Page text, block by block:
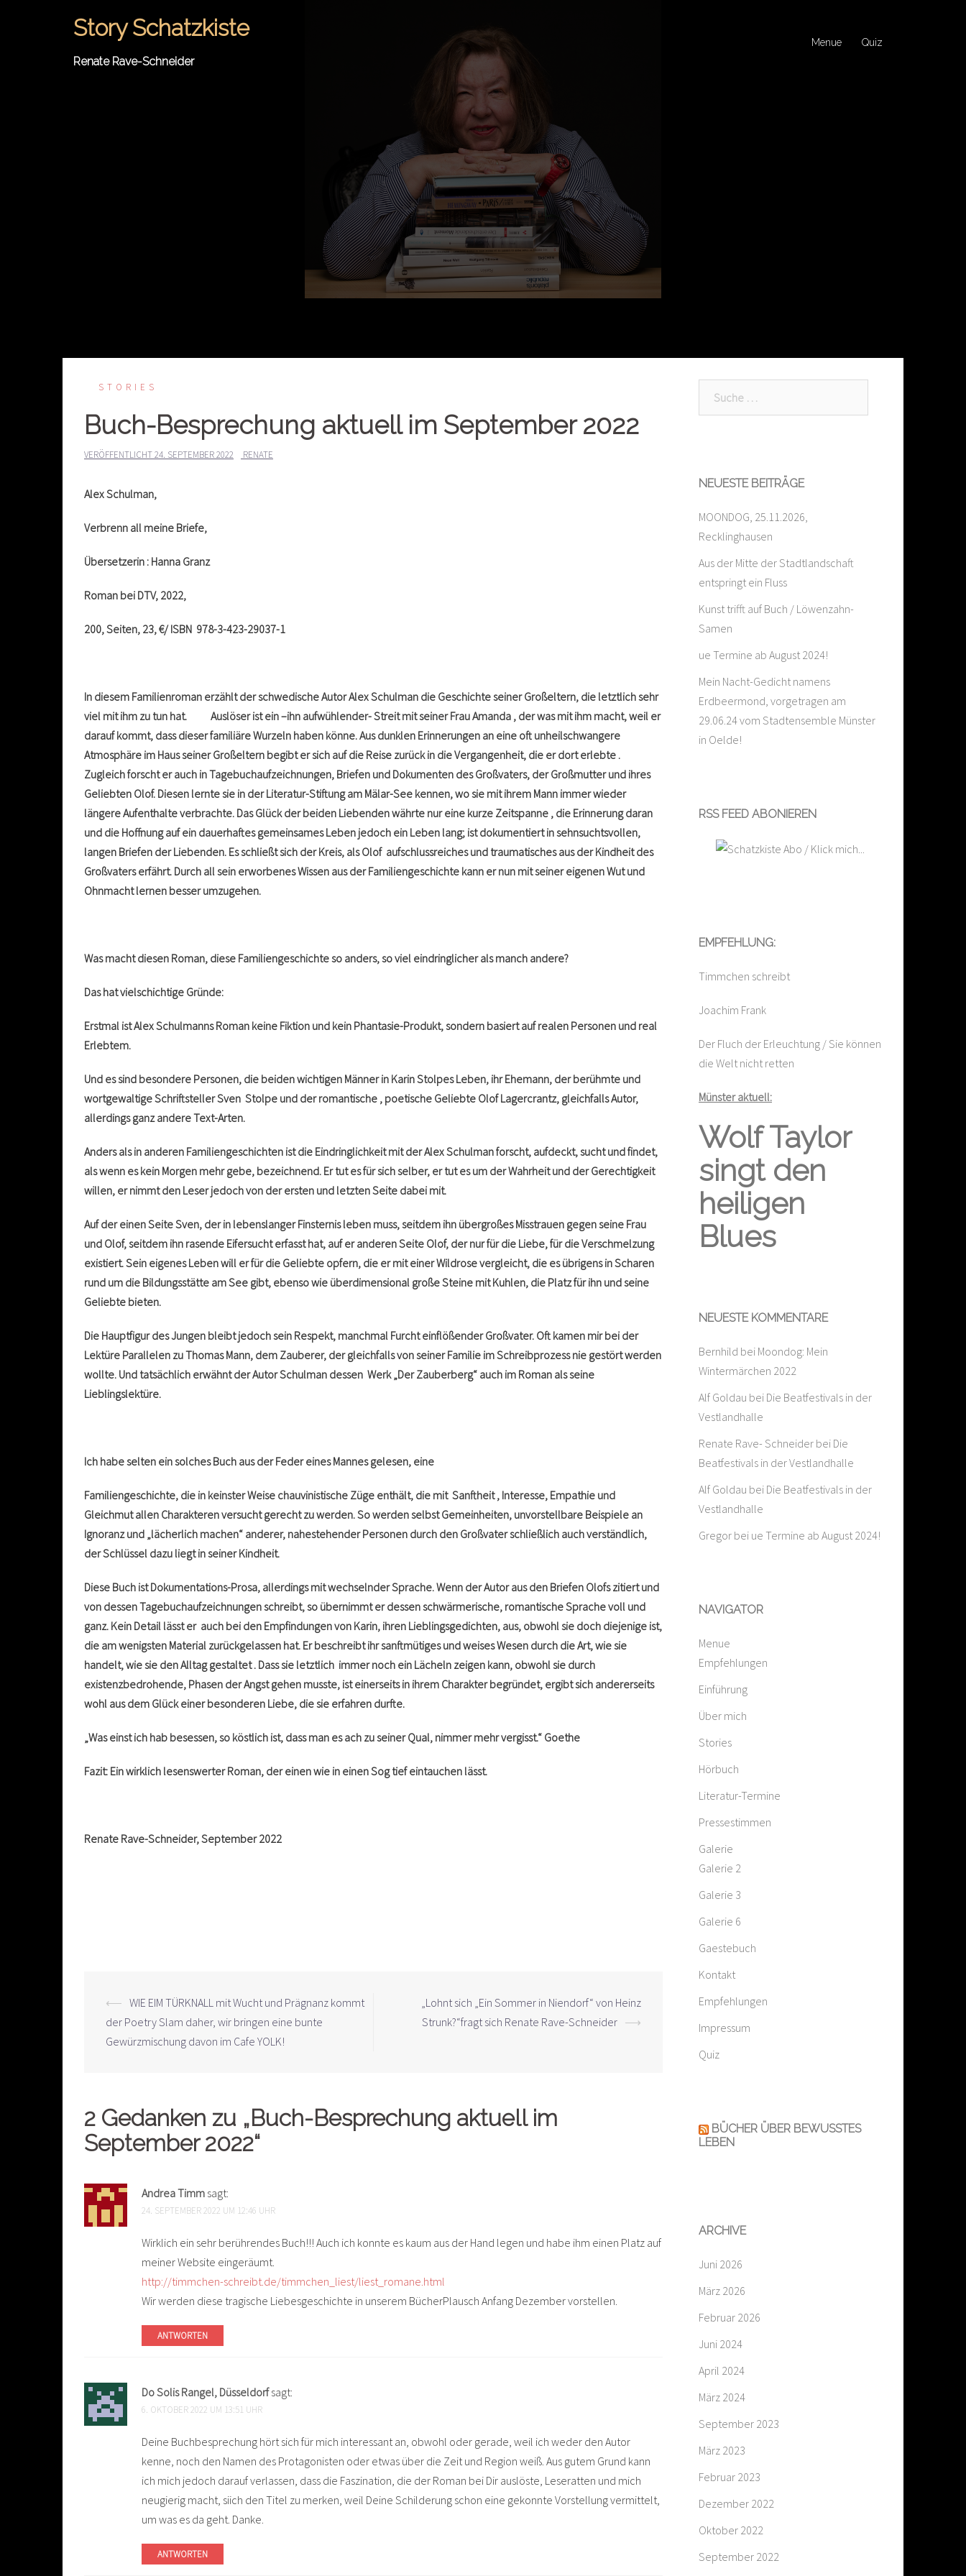
Story Schatzkiste
Renate Rave-Schneider
Menue Quiz
STORIES
Buch-Besprechung aktuell im September 2022
VERÖFFENTLICHT24. SEPTEMBER 2022 RENATE
Alex Schulman,
Verbrenn all meine Briefe,
Übersetzerin : Hanna Granz
Roman bei DTV, 2022,
200, Seiten, 23, €/ ISBN 978-3-423-29037-1
In diesem Familienroman erzählt der schwedische Autor Alex Schulman die Geschichte seiner Großeltern, die letztlich sehr
viel mit ihm zu tun hat. Auslöser ist ein –ihn aufwühlender- Streit mit seiner Frau Amanda , der was mit ihm macht, weil er
darauf kommt, dass dieser familiäre Wurzeln haben könne. Aus dunklen Erinnerungen an eine oft unheilschwangere
Atmosphäre im Haus seiner Großeltern begibt er sich auf die Reise zurück in die Vergangenheit, die er dort erlebte .
Zugleich forscht er auch in Tagebuchaufzeichnungen, Briefen und Dokumenten des Großvaters, der Großmutter und ihres
Geliebten Olof. Diesen lernte sie in der Literatur-Stiftung am Mälar-See kennen, wo sie mit ihrem Mann immer wieder
längere Aufenthalte verbrachte. Das Glück der beiden Liebenden währte nur eine kurze Zeitspanne , die Erinnerung daran
und die Hoffnung auf ein dauerhaftes gemeinsames Leben jedoch ein Leben lang; ist dokumentiert in sehnsuchtsvollen,
langen Briefen der Liebenden. Es schließt sich der Kreis, als Olof aufschlussreiches und traumatisches aus der Kindheit des
Großvaters erfährt. Durch all sein erworbenes Wissen aus der Familiengeschichte kann er nun mit seiner eigenen Wut und
Ohnmacht lernen besser umzugehen.
Was macht diesen Roman, diese Familiengeschichte so anders, so viel eindringlicher als manch andere?
Das hat vielschichtige Gründe:
Erstmal ist Alex Schulmanns Roman keine Fiktion und kein Phantasie-Produkt, sondern basiert auf realen Personen und real
Erlebtem.
Und es sind besondere Personen, die beiden wichtigen Männer in Karin Stolpes Leben, ihr Ehemann, der berühmte und
wortgewaltige Schriftsteller Sven Stolpe und der romantische , poetische Geliebte Olof Lagercrantz, gleichfalls Autor,
allerdings ganz andere Text-Arten.
Anders als in anderen Familiengeschichten ist die Eindringlichkeit mit der Alex Schulman forscht, aufdeckt, sucht und findet,
als wenn es kein Morgen mehr gebe, bezeichnend. Er tut es für sich selber, er tut es um der Wahrheit und der Gerechtigkeit
willen, er nimmt den Leser jedoch von der ersten und letzten Seite dabei mit.
Auf der einen Seite Sven, der in lebenslanger Finsternis leben muss, seitdem ihn übergroßes Misstrauen gegen seine Frau
und Olof, seitdem ihn rasende Eifersucht erfasst hat, auf er anderen Seite Olof, der nur für die Liebe, für die Verschmelzung
existiert. Sein eigenes Leben will er für die Geliebte opfern, die er mit einer Wildrose vergleicht, die es übrigens in Scharen
rund um die Bildungsstätte am See gibt, ebenso wie überdimensional große Steine mit Kuhlen, die Platz für ihn und seine
Geliebte bieten.
Die Hauptfigur des Jungen bleibt jedoch sein Respekt, manchmal Furcht einflößender Großvater. Oft kamen mir bei der
Lektüre Parallelen zu Thomas Mann, dem Zauberer, der gleichfalls von seiner Familie im Schreibprozess nie gestört werden
wollte. Und tatsächlich erwähnt der Autor Schulman dessen Werk „Der Zauberberg“ auch im Roman als seine
Lieblingslektüre.
Ich habe selten ein solches Buch aus der Feder eines Mannes gelesen, eine
Familiengeschichte, die in keinster Weise chauvinistische Züge enthält, die mit Sanftheit , Interesse, Empathie und
Gleichmut allen Charakteren versucht gerecht zu werden. So werden selbst Gemeinheiten, unvorstellbare Beispiele an
Ignoranz und „lächerlich machen“ anderer, nahestehender Personen durch den Großvater schließlich auch verständlich,
der Schlüssel dazu liegt in seiner Kindheit.
Diese Buch ist Dokumentations-Prosa, allerdings mit wechselnder Sprache. Wenn der Autor aus den Briefen Olofs zitiert und
von dessen Tagebuchaufzeichnungen schreibt, so übernimmt er dessen schwärmerische, romantische Sprache voll und
ganz. Kein Detail lässt er auch bei den Empfindungen von Karin, ihren Lieblingsgedichten, aus, obwohl sie doch diejenige ist,
die am wenigsten Material zurückgelassen hat. Er beschreibt ihr sanftmütiges und weises Wesen durch die Art, wie sie
handelt, wie sie den Alltag gestaltet . Dass sie letztlich immer noch ein Lächeln zeigen kann, obwohl sie durch
existenzbedrohende, Phasen der Angst gehen musste, ist einerseits in ihrem Charakter begründet, ergibt sich andererseits
wohl aus dem Glück einer besonderen Liebe, die sie erfahren durfte.
„Was einst ich hab besessen, so köstlich ist, dass man es ach zu seiner Qual, nimmer mehr vergisst.“ Goethe
Fazit: Ein wirklich lesenswerter Roman, der einen wie in einen Sog tief eintauchen lässt.
Renate Rave-Schneider, September 2022
Beitrags-
Navigation
⟵ WIE EIM TÜRKNALL mit Wucht und Prägnanz kommt
der Poetry Slam daher, wir bringen eine bunte
Gewürzmischung davon im Cafe YOLK!
„Lohnt sich „Ein Sommer in Niendorf“ von Heinz
Strunk?“fragt sich Renate Rave-Schneider ⟶
2 Gedanken zu „Buch-Besprechung aktuell im
September 2022“
Andrea Timm sagt:
24. SEPTEMBER 2022 UM 12:46 UHR
Wirklich ein sehr berührendes Buch!!! Auch ich konnte es kaum aus der Hand legen und habe ihm einen Platz auf
meiner Website eingeräumt.
http://timmchen-schreibt.de/timmchen_liest/liest_romane.html
Wir werden diese tragische Liebesgeschichte in unserem BücherPlausch Anfang Dezember vorstellen.
ANTWORTEN
Do Solis Rangel, Düsseldorf sagt:
6. OKTOBER 2022 UM 13:51 UHR
Deine Buchbesprechung hört sich für mich interessant an, obwohl oder gerade, weil ich weder den Autor
kenne, noch den Namen des Protagonisten oder etwas über die Zeit und Region weiß. Aus gutem Grund kann
ich mich jedoch darauf verlassen, dass die Faszination, die der Roman bei Dir auslöste, Leseratten und mich
neugierig macht, siich den Titel zu merken, weil Deine Schilderung schon eine gekonnte Vorstellung vermittelt,
um was es da geht. Danke.
ANTWORTEN
NEUESTE BEITRÄGE
MOONDOG, 25.11.2026,
Recklinghausen
Aus der Mitte der Stadtlandschaft
entspringt ein Fluss
Kunst trifft auf Buch / Löwenzahn-
Samen
ue Termine ab August 2024!
Mein Nacht-Gedicht namens
Erdbeermond, vorgetragen am
29.06.24 vom Stadtensemble Münster
in Oelde!
RSS FEED ABONIEREN
EMPFEHLUNG:
Timmchen schreibt
Joachim Frank
Der Fluch der Erleuchtung / Sie können
die Welt nicht retten
Münster aktuell:
Wolf Taylor
singt den
heiligen
Blues
NEUESTE KOMMENTARE
Bernhild bei Moondog: Mein
Wintermärchen 2022
Alf Goldau bei Die Beatfestivals in der
Vestlandhalle
Renate Rave- Schneider bei Die
Beatfestivals in der Vestlandhalle
Alf Goldau bei Die Beatfestivals in der
Vestlandhalle
Gregor bei ue Termine ab August 2024!
NAVIGATOR
Menue
Empfehlungen
Einführung
Über mich
Stories
Hörbuch
Literatur-Termine
Pressestimmen
Galerie
Galerie 2
Galerie 3
Galerie 6
Gaestebuch
Kontakt
Empfehlungen
Impressum
Quiz
BÜCHER ÜBER BEWUSSTES
LEBEN
ARCHIVE
Juni 2026
März 2026
Februar 2026
Juni 2024
April 2024
März 2024
September 2023
März 2023
Februar 2023
Dezember 2022
Oktober 2022
September 2022